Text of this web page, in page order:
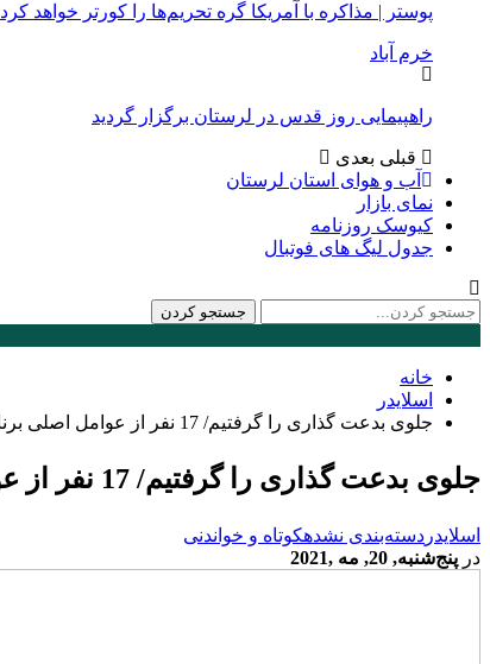
پوستر | مذاکره با آمریکا گره تحریم‌ها را کورتر خواهد کرد
خرم آباد
راهپیمایی روز قدس در لرستان برگزار گردید
قبلی بعدی
آب و هوای استان لرستان
نمای بازار
کیوسک روزنامه
جدول لیگ های فوتبال
خانه
اسلایدر
جلوی بدعت گذاری را گرفتیم/ 17 نفر از عوامل اصلی برنامه دستگیر و روانه زندان شدند
جلوی بدعت گذاری را گرفتیم/ 17 نفر از عوامل اصلی برنامه دستگیر و روانه زندان شدند
اسلایدر دسته‌بندی نشدهکوتاه و خواندنی
در پنج‌شنبه, 20, مه ,2021